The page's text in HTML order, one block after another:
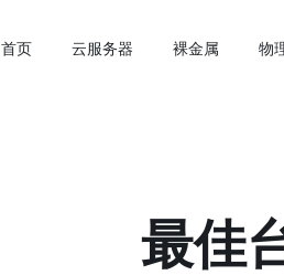
首页 云服务器 裸金属 物
最佳